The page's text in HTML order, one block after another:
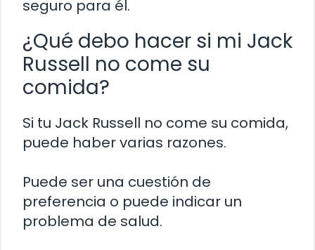
seguro para él.
¿Qué debo hacer si mi Jack
Russell no come su
comida?
Si tu Jack Russell no come su comida,
puede haber varias razones.
Puede ser una cuestión de
preferencia o puede indicar un
problema de salud.